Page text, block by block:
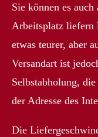
Sie können es
Arbeitsplatz liefern
etwas teurer, aber
Versandart ist
Selbstabholung,
der Adresse des
Die